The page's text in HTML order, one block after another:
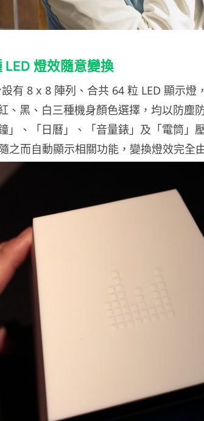
LED 燈效隨意變換
有 8 x 8 陣列、合共 64 粒 LED 顯示燈
、黑、白三種機身顏色選擇，均以防塵
」、「日曆」、「音量錶」及「電筒」
之而自動顯示相關功能，變換燈效完全